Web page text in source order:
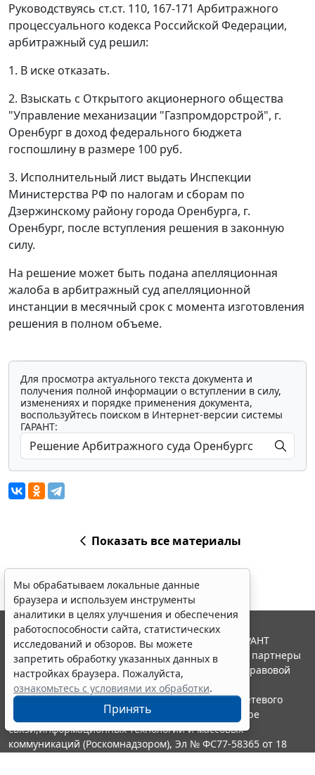
Руководствуясь ст.ст. 110, 167-171 Арбитражного
процессуального кодекса Российской Федерации,
арбитражный суд решил:
1. В иске отказать.
2. Взыскать с Открытого акционерного общества
"Управление механизации "Газпромдорстрой", г.
Оренбург в доход федерального бюджета
госпошлину в размере 100 руб.
3. Исполнительный лист выдать Инспекции
Министерства РФ по налогам и сборам по
Дзержинскому району города Оренбурга, г.
Оренбург, после вступления решения в законную
силу.
На решение может быть подана апелляционная
жалоба в арбитражный суд апелляционной
инстанции в месячный срок с момента изготовления
решения в полном объеме.
Для просмотра актуального текста документа и
получения полной информации о вступлении в силу,
изменениях и порядке применения документа,
воспользуйтесь поиском в Интернет-версии системы
ГАРАНТ:
Показать все материалы
Мы обрабатываем локальные данные
браузера и используем инструменты
аналитики в целях улучшения и обеспечения
работоспособности сайта, статистических
исследований и обзоров. Вы можете
запретить обработку указанных данных в
настройках браузера. Пожалуйста,
ознакомьтесь с условиями их обработки.
Принять
© ООО "НПП "ГАРАНТ-СЕРВИС", 2026. Система ГАРАНТ
выпускается с 1990 года. Компания "Гарант" и ее партнеры
являются участниками Российской ассоциации правовой
информации ГАРАНТ.
Портал ГАРАНТ.РУ зарегистрирован в качестве сетевого
издания Федеральной службой по надзору в сфере
связи,информационных технологий и массовых
коммуникаций (Роскомнадзором), Эл № ФС77-58365 от 18